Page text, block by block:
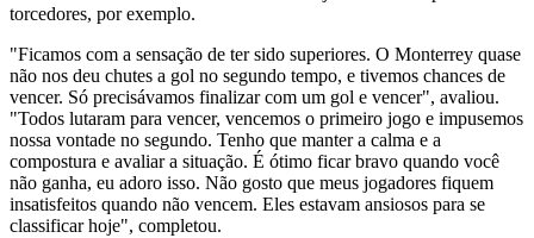
torcedores, por exemplo.
"Ficamos com a sensação de ter sido superiores. O Monterrey quase
não nos deu chutes a gol no segundo tempo, e tivemos chances de
vencer. Só precisávamos finalizar com um gol e vencer", avaliou.
"Todos lutaram para vencer, vencemos o primeiro jogo e impusemos
nossa vontade no segundo. Tenho que manter a calma e a
compostura e avaliar a situação. É ótimo ficar bravo quando você
não ganha, eu adoro isso. Não gosto que meus jogadores fiquem
insatisfeitos quando não vencem. Eles estavam ansiosos para se
classificar hoje", completou.